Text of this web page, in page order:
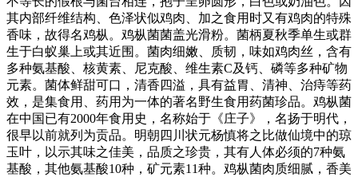
其内部纤维结构、色泽状似鸡肉、加之食用时又有鸡肉的特殊
香味，故得名鸡枞。鸡枞菌菌盖光滑粉。菌柄夏秋季单生或群
生于白蚁巢上或其近围。菌肉细嫩、质韧，味如鸡肉丝，含有
多种氨基酸、核黄素、尼克酸、维生素C及钙、磷等多种矿物
元素。菌体鲜甜可口，清香四溢，具有益胃、清神、治痔等药
效，是集食用、药用为一体的著名野生食用药菌珍品。鸡枞菌
在中国已有2000年食用史，名称始于《庄子》，名扬于明代，
很早以前就列为贡品。明朝四川状元杨慎将之比做仙境中的琼
玉叶，以示其味之佳美，品质之珍贵，其有人体必须的7种氨
基酸，其他氨基酸10种，矿元素11种。鸡枞菌肉质细腻，香美